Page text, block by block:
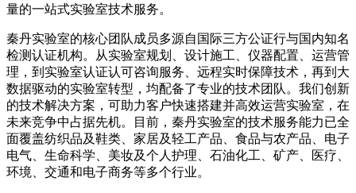
量的一站式实验室技术服务。
秦丹实验室的核心团队成员多源自国际三方公证行与国内知名
检测认证机构。从实验室规划、设计施工、仪器配置、运营管
理，到实验室认证认可咨询服务、远程实时保障技术，再到大
数据驱动的实验室转型，均配备了专业的技术团队。我们创新
的技术解决方案，可助力客户快速搭建并高效运营实验室，在
未来竞争中占据先机。目前，秦丹实验室的技术服务能力已全
面覆盖纺织品及鞋类、家居及轻工产品、食品与农产品、电子
电气、生命科学、美妆及个人护理、石油化工、矿产、医疗、
环境、交通和电子商务等多个行业。